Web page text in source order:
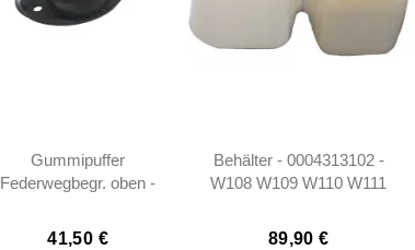
Gummipuffer
Federwegbegr. oben -
W111 W108 -
41,50 €
Behälter - 0004313102 -
W108 W109 W110 W111
89,90 €